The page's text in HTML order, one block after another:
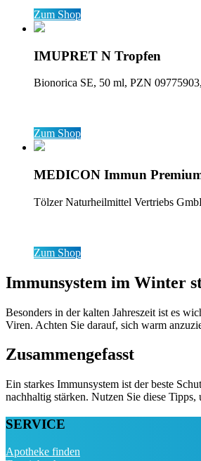
Zum Shop
IMUPRET N Tropfen
Bionorica SE, 50 ml, PZN
Zum Shop
MEDICON Immun
Tölzer Naturheilmittel Vertriebs
Zum Shop
Immunsystem im Winter
Besonders in der kalten Jahreszeit ist es
Viren. Achten Sie darauf, sich warm
Zusammengefasst
Ein starkes Immunsystem ist der beste
nachhaltig stärken. Nutzen Sie diese
SERVICE
Apotheke finden